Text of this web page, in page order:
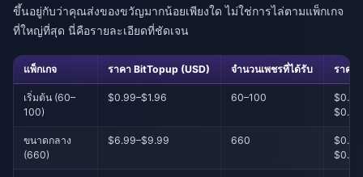
ขึ้นอยู่กับว่าคุณส่งของขวัญมากน้อยเพียงใด ไม่ใช่การไล่ตามแพ็กเกจ
ที่ใหญ่ที่สุด นี่คือรายละเอียดที่ชัดเจน
แพ็กเกจ ราคา BitTopup (USD) จำนวนเพชรที่ได้รับ ราคา
เริ่มต้น (60–
100)
$0.99–$1.96 60–100
ขนาดกลาง
(660)
$6.99–$9.99 660